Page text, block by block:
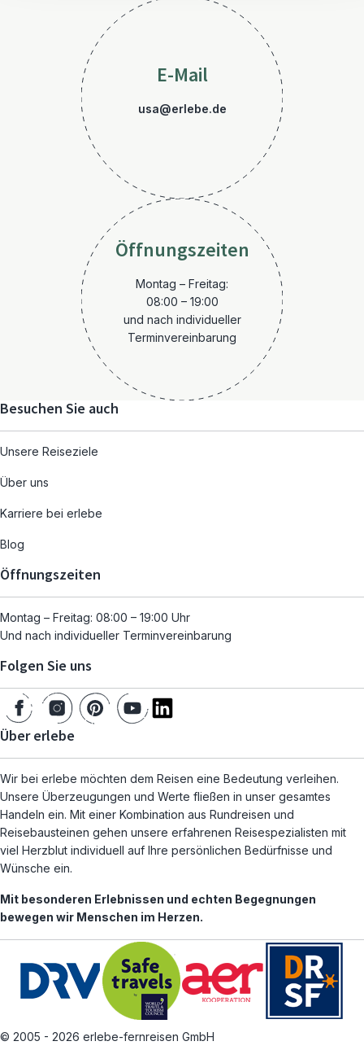
E-Mail
usa@erlebe.de
Öffnungszeiten
Montag – Freitag:
08:00 – 19:00
und nach individueller
Terminvereinbarung
Besuchen Sie auch
Unsere Reiseziele
Über uns
Karriere bei erlebe
Blog
Öffnungszeiten
Montag – Freitag: 08:00 – 19:00 Uhr
Und nach individueller Terminvereinbarung
Folgen Sie uns
Über erlebe
Wir bei erlebe möchten dem Reisen eine Bedeutung verleihen.
Unsere Überzeugungen und Werte fließen in unser gesamtes
Handeln ein. Mit einer Kombination aus Rundreisen und
Reisebausteinen gehen unsere erfahrenen Reisespezialisten mit
viel Herzblut individuell auf Ihre persönlichen Bedürfnisse und
Wünsche ein.
Mit besonderen Erlebnissen und echten Begegnungen
bewegen wir Menschen im Herzen.
© 2005 - 2026 erlebe-fernreisen GmbH